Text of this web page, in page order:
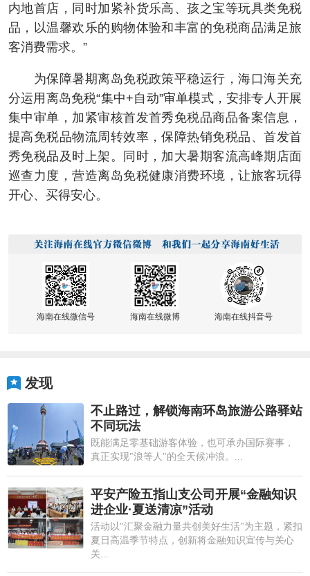
内地首店，同时加紧补货乐高、孩之宝等玩具类免税
品，以温馨欢乐的购物体验和丰富的免税商品满足旅
客消费需求。”
为保障暑期离岛免税政策平稳运行，海口海关充
分运用离岛免税“集中+自动”审单模式，安排专人开展
集中审单，加紧审核首发首秀免税品商品备案信息，
提高免税品物流周转效率，保障热销免税品、首发首
秀免税品及时上架。同时，加大暑期客流高峰期店面
巡查力度，营造离岛免税健康消费环境，让旅客玩得
开心、买得安心。
海南在线微信号 海南在线微博 海南在线抖音号
发现
不止路过，解锁海南环岛旅游公路驿站
不同玩法
既能满足零基础游客体验，也可承办国际赛事，
真正实现"浪等人"的全天候冲浪。...
平安产险五指山支公司开展“金融知识
进企业·夏送清凉”活动
活动以"汇聚金融力量共创美好生活"为主题，紧扣
夏日高温季节特点，创新将金融知识宣传与关心
关...